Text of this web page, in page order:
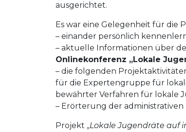
ausgerichtet.
Es war eine Gelegenheit für die
– einander persönlich
– aktuelle Informationen über
Onlinekonferenz „Lokale
– die folgenden
für die Expertengruppe für
bewährter Verfahren für lokale
– Erörterung der
Projekt „Lokale Jugendräte auf